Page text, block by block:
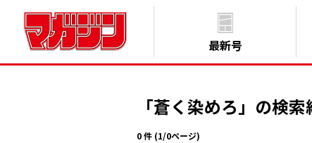
最新号
「蒼く染めろ」の検
0 件 (1/0ページ)